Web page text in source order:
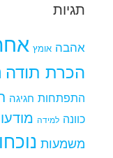
תגיות
אהבה אומץ
הכרת תודה
התפתחות חגיגה
כוונה למידה
משמעות